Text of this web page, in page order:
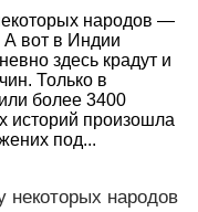
народов —
А вот в Индии
здесь крадут и
Только в
более 3400
историй произошла
под...
народов